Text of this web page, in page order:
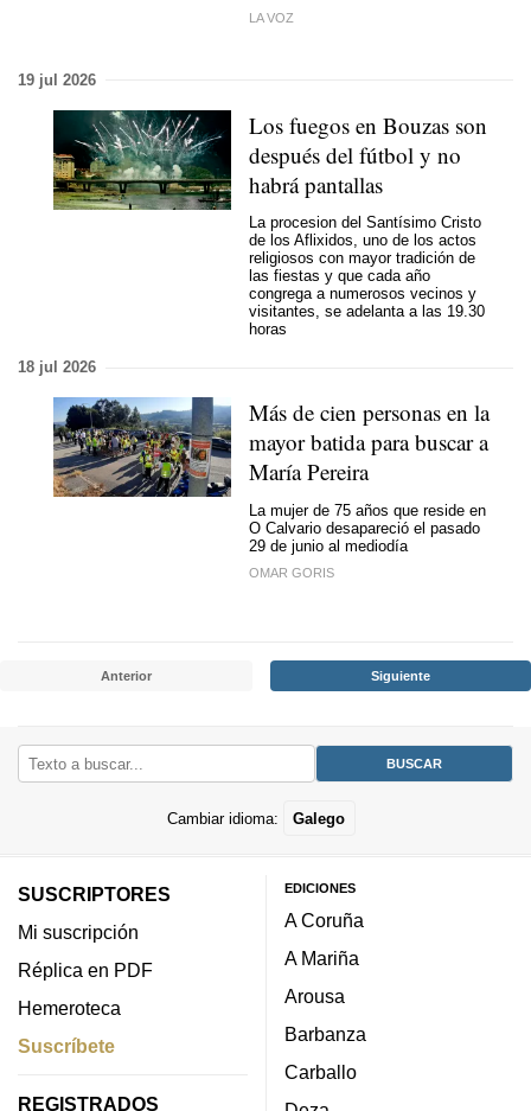
LA VOZ
19 jul 2026
Los fuegos en Bouzas son
después del fútbol y no
habrá pantallas
La procesion del Santísimo Cristo
de los Aflixidos, uno de los actos
religiosos con mayor tradición de
las fiestas y que cada año
congrega a numerosos vecinos y
visitantes, se adelanta a las 19.30
horas
18 jul 2026
Más de cien personas en la
mayor batida para buscar a
María Pereira
La mujer de 75 años que reside en
O Calvario desapareció el pasado
29 de junio al mediodía
OMAR GORIS
Anterior Siguiente
Cambiar idioma: Galego
SUSCRIPTORES
Mi suscripción
Réplica en PDF
Hemeroteca
Suscríbete
REGISTRADOS
EDICIONES
A Coruña
A Mariña
Arousa
Barbanza
Carballo